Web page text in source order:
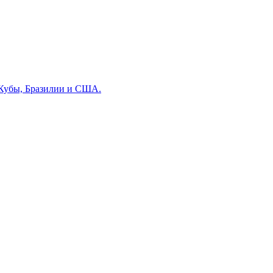
Кубы, Бразилии и США.